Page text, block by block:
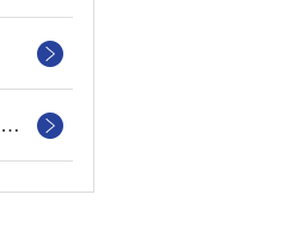
变压器直流电阻变比测试仪